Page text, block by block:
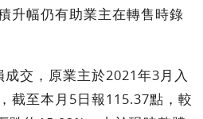
升幅仍有助業主在轉售時錄
交，原業主於2021年3月入
，截至本月5日報115.37點，較